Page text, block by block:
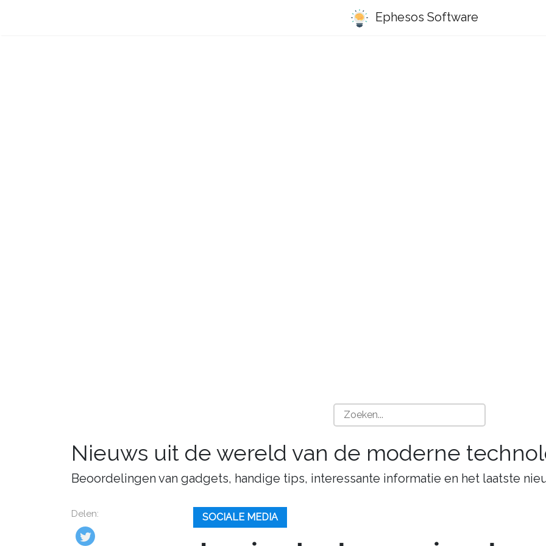
Ephesos Software
Nieuws uit de wereld van de moderne
Beoordelingen van gadgets, handige tips, interessante informatie en het laatste
Delen: SOCIALE MEDIA